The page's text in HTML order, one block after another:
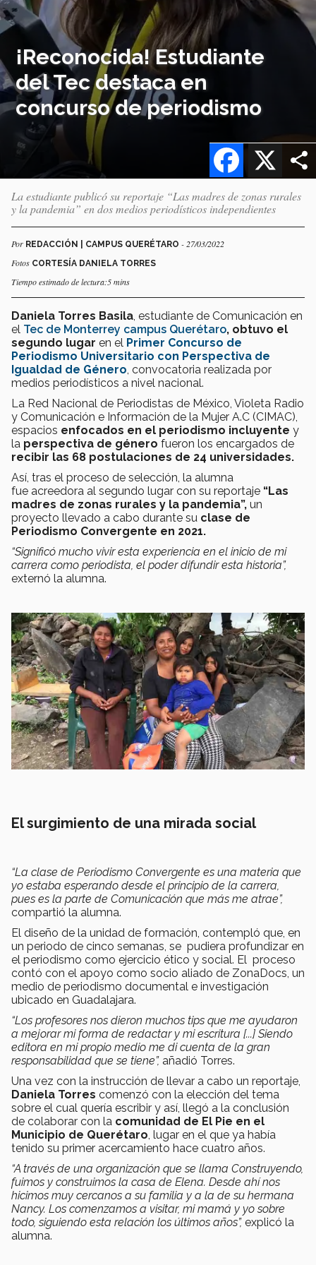
¡Reconocida! Estudiante
del Tec destaca en
concurso de periodismo
X
Facebook
La estudiante publicó su reportaje “Las madres de zonas rurales
y la pandemia” en dos medios periodísticos independientes
Por REDACCIÓN | CAMPUS QUERÉTARO - 27/03/2022
Fotos CORTESÍA DANIELA TORRES
Tiempo estimado de lectura:5 mins
Daniela Torres Basila , estudiante de Comunicación en
el Tec de Monterrey campus Querétaro, obtuvo el
segundo lugar en el Primer Concurso de
Periodismo Universitario con Perspectiva de
Igualdad de Género , convocatoria realizada por
medios periodísticos a nivel nacional.
La Red Nacional de Periodistas de México, Violeta Radio
y Comunicación e Información de la Mujer A.C (CIMAC),
espacios enfocados en el periodismo incluyente y
la perspectiva de género fueron los encargados de
recibir las 68 postulaciones de 24 universidades.
Así, tras el proceso de selección, la alumna
fue acreedora al segundo lugar con su reportaje “Las
madres de zonas rurales y la pandemia”, un
proyecto llevado a cabo durante su clase de
Periodismo Convergente en 2021.
“Significó mucho vivir esta experiencia en el inicio de mi
carrera como periodista, el poder difundir esta historia”,
externó la alumna.
El surgimiento de una mirada social
“La clase de Periodismo Convergente es una materia que
yo estaba esperando desde el principio de la carrera,
pues es la parte de Comunicación que más me atrae”,
compartió la alumna.
El diseño de la unidad de formación, contempló que, en
un periodo de cinco semanas, se pudiera profundizar en
el periodismo como ejercicio ético y social. El proceso
contó con el apoyo como socio aliado de ZonaDocs, un
medio de periodismo documental e investigación
ubicado en Guadalajara.
“Los profesores nos dieron muchos tips que me ayudaron
a mejorar mi forma de redactar y mi escritura [...] Siendo
editora en mi propio medio me di cuenta de la gran
responsabilidad que se tiene”, añadió Torres.
Una vez con la instrucción de llevar a cabo un reportaje,
Daniela Torres comenzó con la elección del tema
sobre el cual quería escribir y así, llegó a la conclusión
de colaborar con la comunidad de El Pie en el
Municipio de Querétaro , lugar en el que ya había
tenido su primer acercamiento hace cuatro años.
“A través de una organización que se llama Construyendo,
fuimos y construimos la casa de Elena. Desde ahí nos
hicimos muy cercanos a su familia y a la de su hermana
Nancy. Los comenzamos a visitar, mi mamá y yo sobre
todo, siguiendo esta relación los últimos años”, explicó la
alumna.